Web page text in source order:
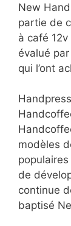
New
partie de
à café
évalué
qui l’ont
modèles
de
continue
baptisé